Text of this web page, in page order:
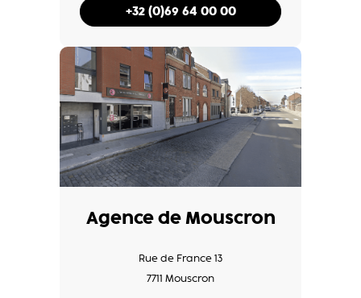
+32 (0)69 64 00 00
Agence de Mouscron
Rue de France 13
7711 Mouscron